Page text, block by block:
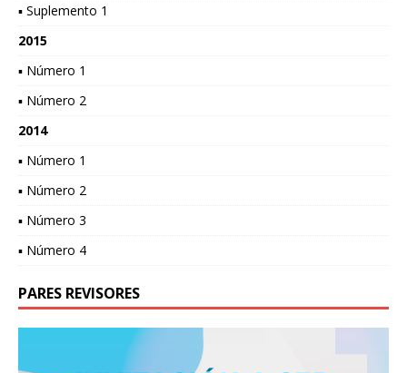
▪ Suplemento 1
2015
▪ Número 1
▪ Número 2
2014
▪ Número 1
▪ Número 2
▪ Número 3
▪ Número 4
PARES REVISORES